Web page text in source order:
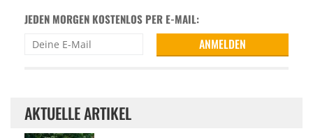
JEDEN MORGEN KOSTENLOS PER E-MAIL:
AKTUELLE ARTIKEL